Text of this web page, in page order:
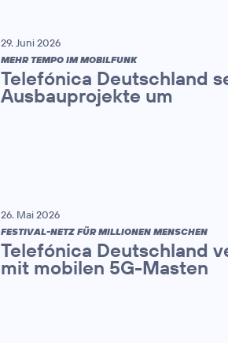
29. Juni 2026
MEHR TEMPO IM MOBILFUNK
Telefónica Deutschland
Ausbauprojekte um
26. Mai 2026
FESTIVAL-NETZ FÜR MILLIONEN MENSCHEN
Telefónica Deutschland
mit mobilen 5G-Masten